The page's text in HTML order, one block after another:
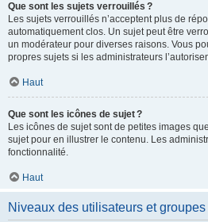
Que sont les sujets verrouillés ?
Les sujets verrouillés n’acceptent plus de
automatiquement clos. Un sujet peut être
un modérateur pour diverses raisons. Vous
propres sujets si les administrateurs
Haut
Que sont les icônes de sujet ?
Les icônes de sujet sont de petites images
sujet pour en illustrer le contenu. Les
fonctionnalité.
Haut
Niveaux des utilisateurs et groupes